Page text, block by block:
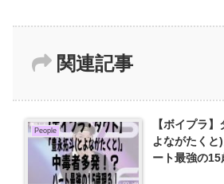
関連記事
People
【ボイプラ
よながたくと
ート最強の15